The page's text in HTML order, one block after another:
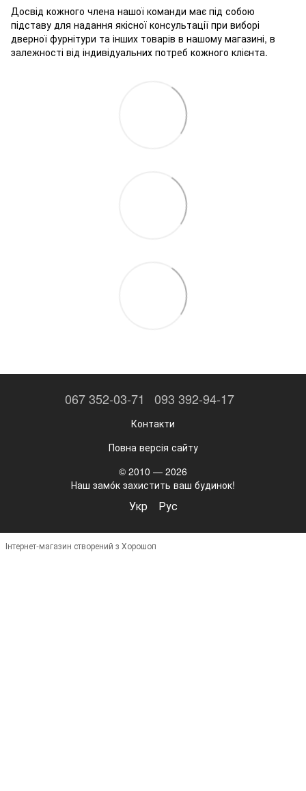
Досвід кожного члена нашої команди має під собою
підставу для надання якісної консультації при виборі
дверної фурнітури та інших товарів в нашому магазині, в
залежності від індивідуальних потреб кожного клієнта.
067 352-03-71 093 392-94-17
Контакти
Повна версія сайту
© 2010 — 2026
Наш замо́к захистить ваш будинок!
Укр Рус
Інтернет-магазин створений з Хорошоп